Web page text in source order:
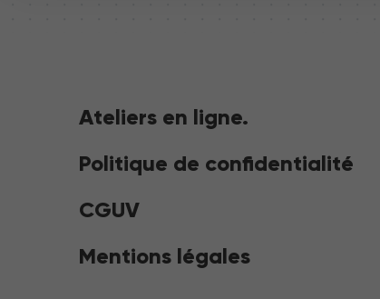
Ateliers en ligne.
Politique de confidentialité
CGUV
Mentions légales